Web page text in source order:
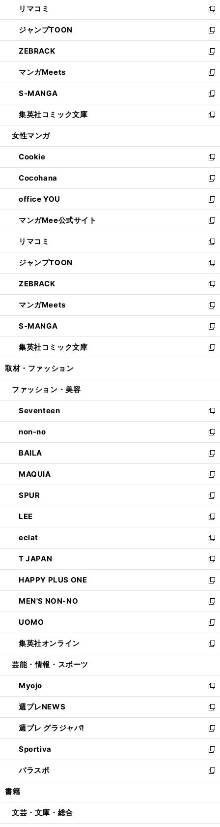
で
開
く
ド
ウ
で
開
く
ィ
ン
ド
ウ
で
開
く
い
ウ
ィ
ン
ド
ウ
で
開
く
リマコミ
新
し
い
ウ
ィ
ン
ド
ウ
で
開
く
ジャンプTOON
新
し
い
ウ
ィ
ン
ド
ウ
で
開
ZEBRACK
新
し
い
ウ
ィ
ン
ド
ウ
開
く
マンガMeets
新
し
い
ウ
ィ
ン
ウ
で
開
く
S-MANGA
新
し
い
ウ
ン
ド
ウ
で
開
く
集英社コミック文庫
新
し
ウ
ィ
ン
ド
ウ
で
開
く
女性マンガ
Cookie
新
し
い
ウ
ィ
ン
ド
ウ
で
開
く
Cocohana
新
し
い
ウ
ィ
ン
ド
ウ
で
開
く
office YOU
新
し
い
ウ
ィ
ン
ド
ウ
で
開
く
マンガMee公式サイト
新
し
い
ウ
ィ
ン
ド
ウ
で
開
く
リマコミ
新
し
い
ウ
ィ
ン
ド
ウ
で
開
く
ジャンプTOON
新
し
い
ウ
ィ
ン
ド
ウ
で
開
ZEBRACK
新
し
い
ウ
ィ
ン
ド
ウ
開
マンガMeets
新
し
い
ウ
ィ
ン
ウ
開
く
S-MANGA
新
し
い
ウ
ン
ウ
で
開
く
集英社コミック文庫
新
し
ウ
ン
ド
ウ
で
開
く
取材・ファッション
ファッション・美容
Seventeen
新
し
い
ウ
ィ
ン
ド
ウ
で
開
く
non-no
新
し
い
ウ
ィ
ン
ド
ウ
で
開
く
BAILA
新
し
い
ウ
ィ
ン
ド
ウ
で
開
く
MAQUIA
新
し
い
ウ
ィ
ン
ド
ウ
で
開
く
SPUR
新
し
い
ウ
ィ
ン
ド
ウ
で
開
く
LEE
新
し
い
ウ
ィ
ン
ド
ウ
で
開
く
eclat
新
し
い
ウ
ィ
ン
ド
ウ
で
開
く
T JAPAN
新
し
い
ウ
ィ
ン
ド
ウ
で
開
HAPPY PLUS ONE
新
し
い
ウ
ィ
ン
ド
ウ
開
く
MEN'S NON-NO
新
し
い
ウ
ィ
ン
ウ
で
開
く
UOMO
新
し
い
ウ
ン
ド
ウ
で
開
く
集英社オンライン
新
し
ウ
ィ
ン
ド
ウ
で
開
く
芸能・情報・スポーツ
Myojo
新
し
い
ウ
ィ
ン
ド
ウ
で
開
週プレNEWS
新
し
い
ウ
ィ
ン
ド
ウ
開
週プレ グラジャパ!
新
し
い
ウ
ィ
ン
ウ
開
Sportiva
新
し
い
ウ
ン
ウ
パラスポ
新
し
ウ
ン
書籍
文芸・文庫・総合